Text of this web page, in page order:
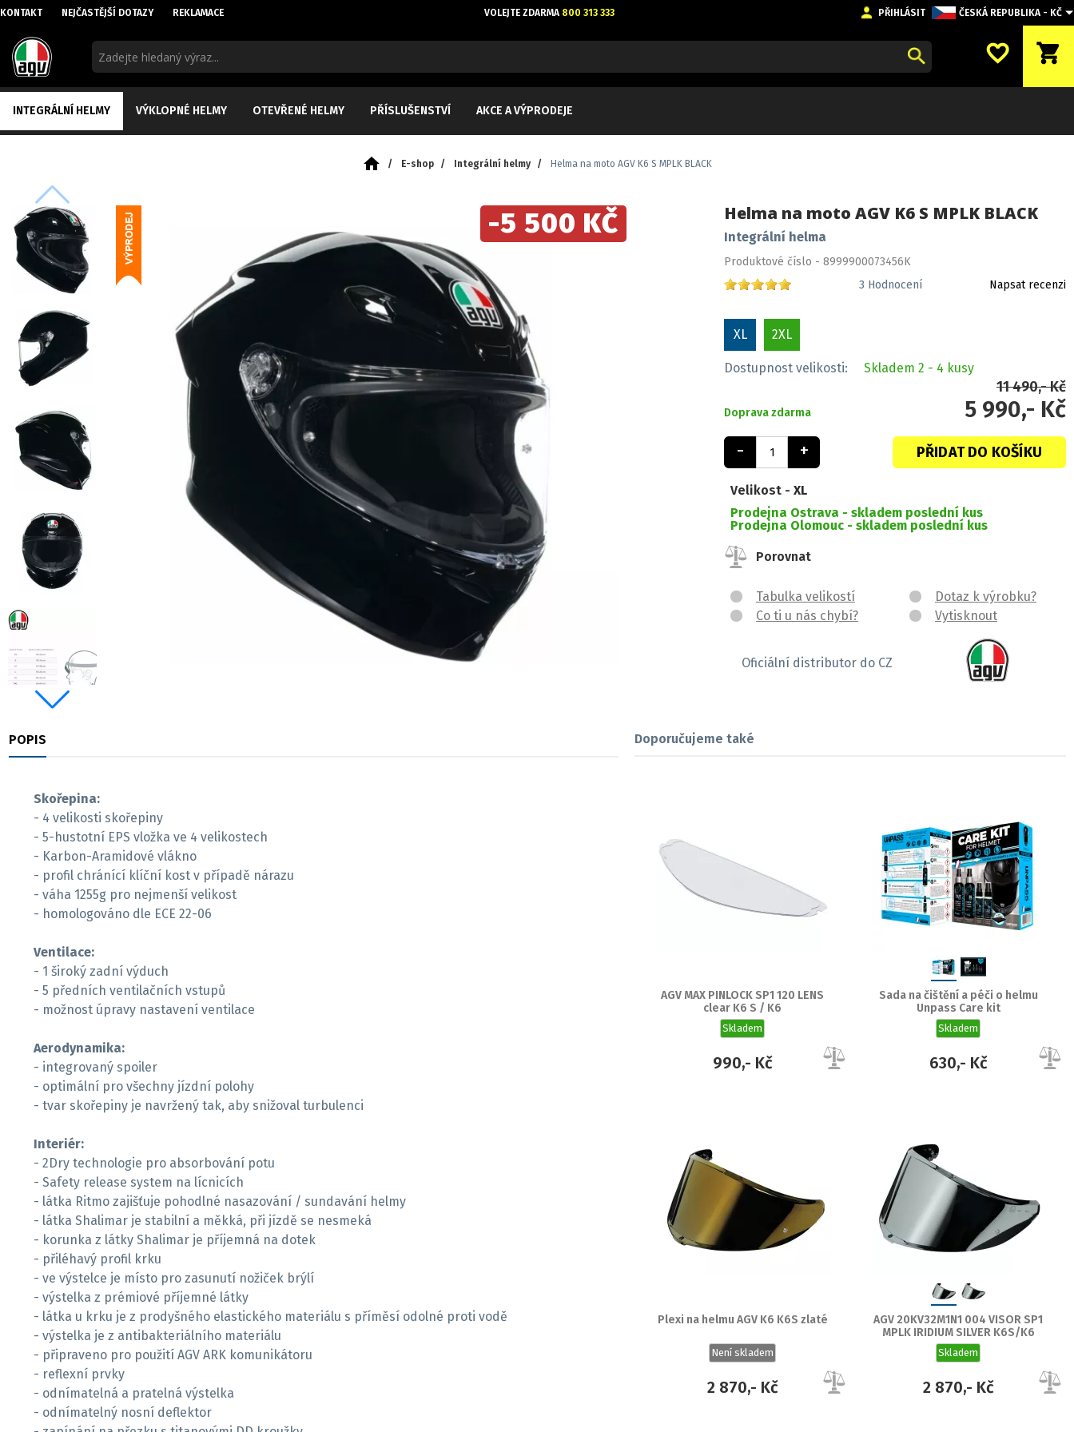
KONTAKT NEJČASTĚJŠÍ DOTAZY REKLAMACE VOLEJTE ZDARMA 800 313 333 PŘIHLÁSIT ČESKÁ REPUBLIKA - KČ
favorite_border shopping_cart
INTEGRÁLNÍ HELMY VÝKLOPNÉ HELMY OTEVŘENÉ HELMY PŘÍSLUŠENSTVÍ AKCE A VÝPRODEJE
/ E-shop / Integrální helmy / Helma na moto AGV K6 S MPLK BLACK
-5 500 KČ Helma na moto AGV K6 S MPLK BLACK
Integrální helma
Produktové číslo - 8999900073456K
3 Hodnocení Napsat recenzi
XL 2XL
Dostupnost velikosti: Skladem 2 - 4 kusy
Doprava zdarma
11 490,- Kč
5 990,- Kč
- + PŘIDAT DO KOŠÍKU
Velikost - XL
Prodejna Ostrava - skladem poslední kus
Prodejna Olomouc - skladem poslední kus
Porovnat
Tabulka velikostí
Co ti u nás chybí?
Dotaz k výrobku?
Vytisknout
Oficiální distributor do CZ
POPIS
Skořepina:
- 4 velikosti skořepiny
- 5-hustotní EPS vložka ve 4 velikostech
- Karbon-Aramidové vlákno
- profil chránící klíční kost v případě nárazu
- váha 1255g pro nejmenší velikost
- homologováno dle ECE 22-06
Ventilace:
- 1 široký zadní výduch
- 5 předních ventilačních vstupů
- možnost úpravy nastavení ventilace
Aerodynamika:
- integrovaný spoiler
- optimální pro všechny jízdní polohy
- tvar skořepiny je navržený tak, aby snižoval turbulenci
Interiér:
- 2Dry technologie pro absorbování potu
- Safety release system na lícnicích
- látka Ritmo zajišťuje pohodlné nasazování / sundavání helmy
- látka Shalimar je stabilní a měkká, při jízdě se nesmeká
- korunka z látky Shalimar je příjemná na dotek
- přiléhavý profil krku
- ve výstelce je místo pro zasunutí nožiček brýlí
- výstelka z prémiové příjemné látky
- látka u krku je z prodyšného elastického materiálu s příměsí odolné proti vodě
- výstelka je z antibakteriálního materiálu
- připraveno pro použití AGV ARK komunikátoru
- reflexní prvky
- odnímatelná a pratelná výstelka
- odnímatelný nosní deflektor
Doporučujeme také
AGV MAX PINLOCK SP1 120 LENS
clear K6 S / K6
Skladem
990,- Kč
Sada na čištění a péči o helmu
Unpass Care kit
Skladem
630,- Kč
Plexi na helmu AGV K6 K6S zlaté
Není skladem
2 870,- Kč
AGV 20KV32M1N1 004 VISOR SP1
MPLK IRIDIUM SILVER K6S/K6
Skladem
2 870,- Kč